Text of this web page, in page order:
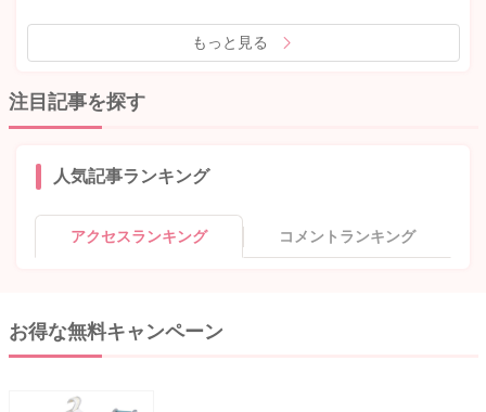
もっと見る
注目記事を探す
人気記事ランキング
アクセスランキング コメントランキング
お得な無料キャンペーン